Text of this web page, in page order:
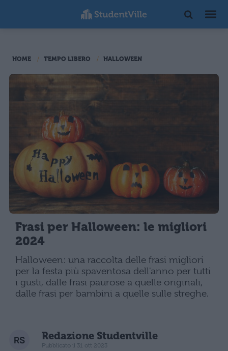
HOME TEMPO LIBERO HALLOWEEN
Frasi per Halloween: le migliori
2024
Halloween: una raccolta delle frasi migliori
per la festa più spaventosa dell'anno per tutti
i gusti, dalle frasi paurose a quelle originali,
dalle frasi per bambini a quelle sulle streghe.
Redazione Studentville
Pubblicato il 31 ott 2023